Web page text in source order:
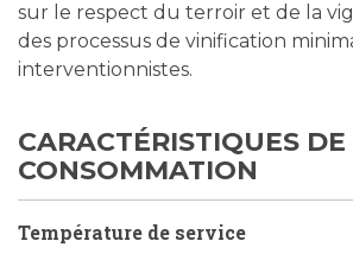
sur le respect du terroir et de la
des processus de vinification
interventionnistes.
CARACTÉRISTIQUES DE
CONSOMMATION
Température de service